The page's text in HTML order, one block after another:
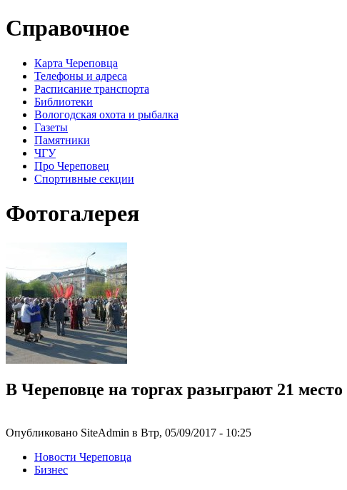
Справочное
Карта Череповца
Телефоны и адреса
Расписание транспорта
Библиотеки
Вологодская охота и рыбалка
Газеты
Памятники
ЧГУ
Про Череповец
Спортивные секции
Фотогалерея
В Череповце на торгах разыграют 21
Опубликовано SiteAdmin в Втр, 05/09/2017 - 10:25
Новости Череповца
Бизнес